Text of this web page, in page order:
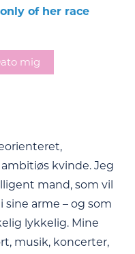
of her race
mig
kvinde. Jeg
mand, som vil
arme – og som
lykkelig. Mine
musik, koncerter,